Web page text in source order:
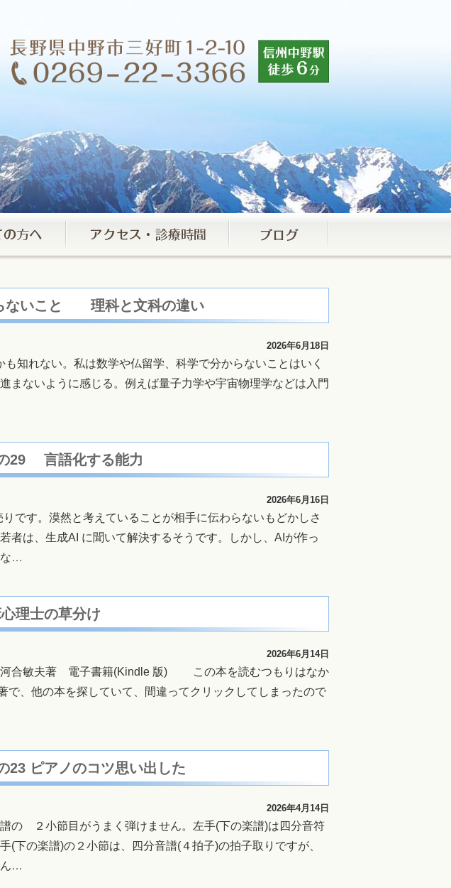
ないこと 理科と文科の違い
2026年6月18日
知れない。私は数学や仏留学、科学で分からないことはいく
まないように感じる。例えば量子力学や宇宙物理学などは入門
29 言語化する能力
2026年6月16日
です。漠然と考えていることが相手に伝わらないもどかしさ
者は、生成AI に聞いて解決するそうです。しかし、AIが作っ
…
理士の草分け
2026年6月14日
河合敏夫著 電子書籍(Kindle 版) この本を読むつもりはなか
で、他の本を探していて、間違ってクリックしてしまったので
ピアノのコツ思い出した
2026年4月14日
の ２小節目がうまく弾けません。左手(下の楽譜)は四分音符
(下の楽譜)の２小節は、四分音譜(４拍子)の拍子取りですが、
…